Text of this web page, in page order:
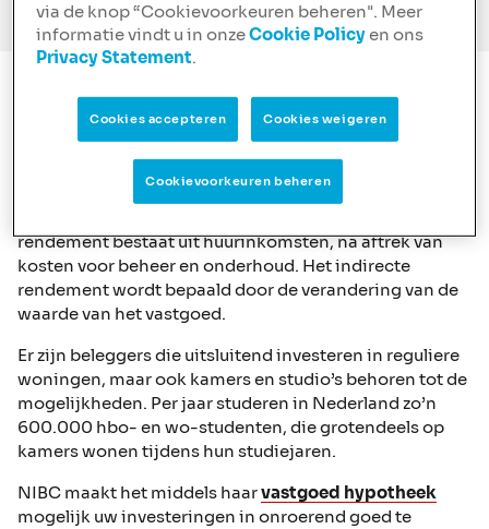
Investeren in vastgoed
Wat is investeren in vastgoed?
rendement bestaat uit huurinkomsten, na aftrek van
kosten voor beheer en onderhoud. Het indirecte
rendement wordt bepaald door de verandering van de
waarde van het vastgoed.
Er zijn beleggers die uitsluitend investeren in reguliere
woningen, maar ook kamers en studio’s behoren tot de
mogelijkheden. Per jaar studeren in Nederland zo’n
600.000 hbo- en wo-studenten, die grotendeels op
kamers wonen tijdens hun studiejaren.
NIBC maakt het middels haarvastgoed hypotheek
mogelijk uw investeringen in onroerend goed te
via de knop “Cookievoorkeuren beheren". Meer
informatie vindt u in onzeCookie Policyen ons
Privacy Statement.
Cookies accepteren Cookies weigeren
Cookievoorkeuren beheren